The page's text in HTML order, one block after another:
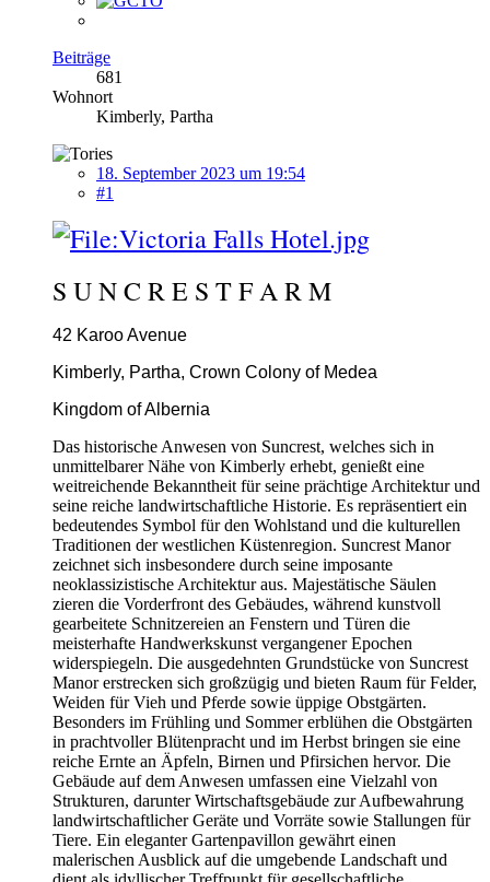
Beiträge
681
Wohnort
Kimberly, Partha
18. September 2023 um 19:54
#1
S U N C R E S T F A R M
42 Karoo Avenue
Kimberly, Partha, Crown Colony of Medea
Kingdom of Albernia
Das historische Anwesen von Suncrest, welches sich in
unmittelbarer Nähe von Kimberly erhebt, genießt eine
weitreichende Bekanntheit für seine prächtige Architektur und
seine reiche landwirtschaftliche Historie. Es repräsentiert ein
bedeutendes Symbol für den Wohlstand und die kulturellen
Traditionen der westlichen Küstenregion. Suncrest Manor
zeichnet sich insbesondere durch seine imposante
neoklassizistische Architektur aus. Majestätische Säulen
zieren die Vorderfront des Gebäudes, während kunstvoll
gearbeitete Schnitzereien an Fenstern und Türen die
meisterhafte Handwerkskunst vergangener Epochen
widerspiegeln. Die ausgedehnten Grundstücke von Suncrest
Manor erstrecken sich großzügig und bieten Raum für Felder,
Weiden für Vieh und Pferde sowie üppige Obstgärten.
Besonders im Frühling und Sommer erblühen die Obstgärten
in prachtvoller Blütenpracht und im Herbst bringen sie eine
reiche Ernte an Äpfeln, Birnen und Pfirsichen hervor. Die
Gebäude auf dem Anwesen umfassen eine Vielzahl von
Strukturen, darunter Wirtschaftsgebäude zur Aufbewahrung
landwirtschaftlicher Geräte und Vorräte sowie Stallungen für
Tiere. Ein eleganter Gartenpavillon gewährt einen
malerischen Ausblick auf die umgebende Landschaft und